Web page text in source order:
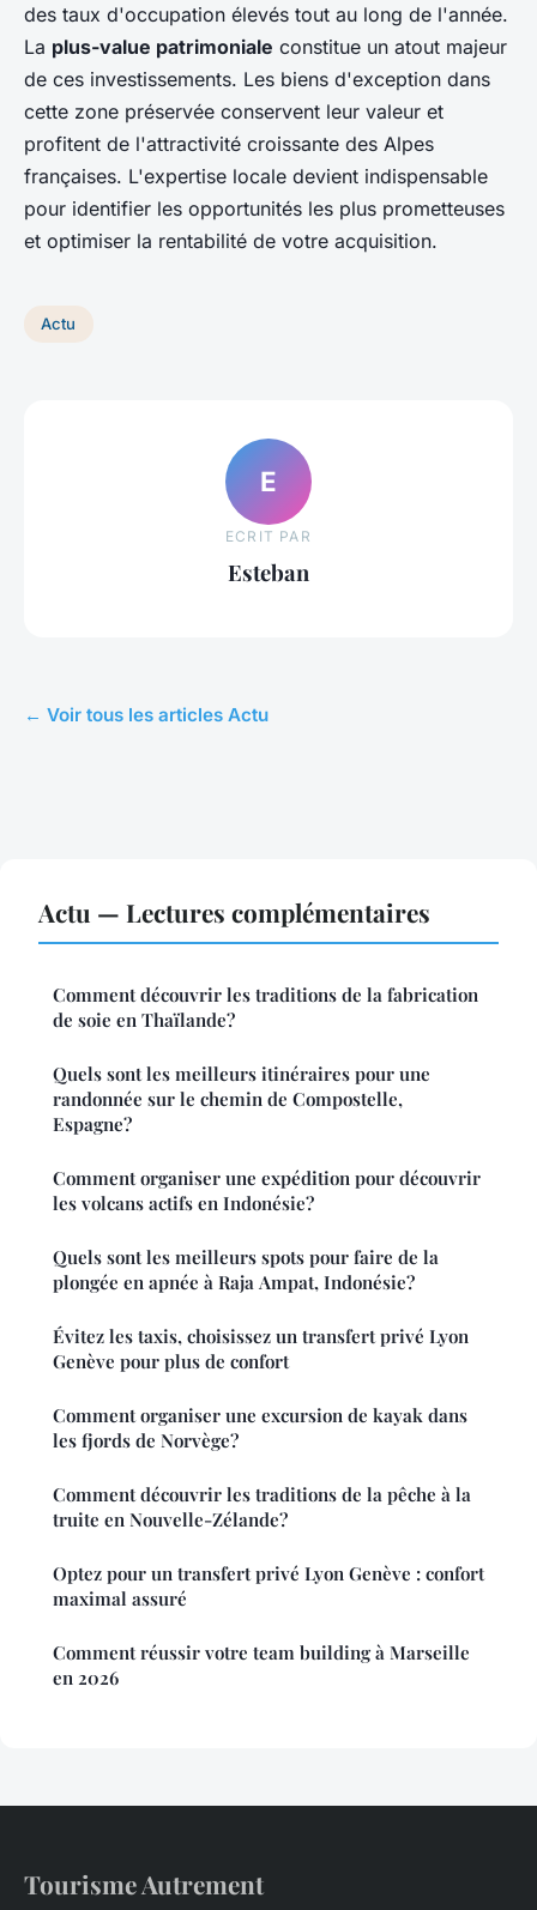
des taux d'occupation élevés tout au long de l'année.
La plus-value patrimoniale constitue un atout majeur
de ces investissements. Les biens d'exception dans
cette zone préservée conservent leur valeur et
profitent de l'attractivité croissante des Alpes
françaises. L'expertise locale devient indispensable
pour identifier les opportunités les plus prometteuses
et optimiser la rentabilité de votre acquisition.
Actu
E
ECRIT PAR
Esteban
← Voir tous les articles Actu
Actu — Lectures complémentaires
Comment découvrir les traditions de la fabrication
de soie en Thaïlande?
Quels sont les meilleurs itinéraires pour une
randonnée sur le chemin de Compostelle,
Espagne?
Comment organiser une expédition pour découvrir
les volcans actifs en Indonésie?
Quels sont les meilleurs spots pour faire de la
plongée en apnée à Raja Ampat, Indonésie?
Évitez les taxis, choisissez un transfert privé Lyon
Genève pour plus de confort
Comment organiser une excursion de kayak dans
les fjords de Norvège?
Comment découvrir les traditions de la pêche à la
truite en Nouvelle-Zélande?
Optez pour un transfert privé Lyon Genève : confort
maximal assuré
Comment réussir votre team building à Marseille
en 2026
Tourisme Autrement